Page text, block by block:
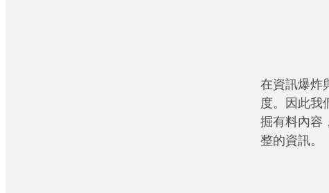
在資訊爆炸
度。因此我
掘有料內容
整的資訊。